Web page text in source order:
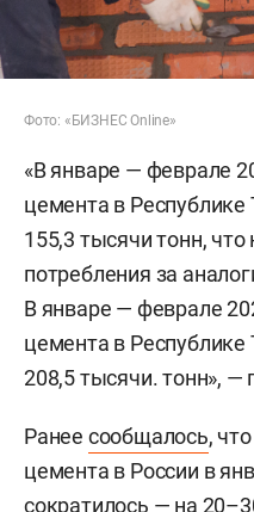
Фото: «БИЗНЕС Online»
«В январе — феврале
цемента в Республике
155,3 тысячи тонн,
потребления за
В январе — феврале
цемента в Республике
208,5 тысячи. тонн», —
Ранее сообщалось,
цемента в России в
сократилось — на